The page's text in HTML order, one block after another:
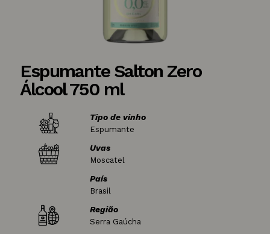
Espumante Salton Zero
Álcool 750 ml
Tipo de vinho
Espumante
Uvas
Moscatel
País
Brasil
Região
Serra Gaúcha